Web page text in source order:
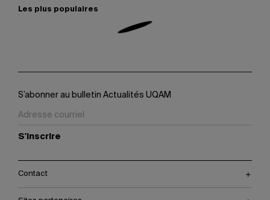
Les plus populaires
S’abonner au bulletin Actualités UQAM
S'inscrire
Contact